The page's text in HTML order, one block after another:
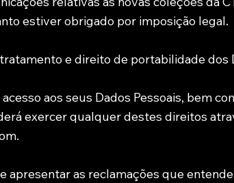
estiver obrigado por imposição legal.
e direito de portabilidade dos
aos seus Dados Pessoais, bem
exercer qualquer destes direitos
as reclamações que